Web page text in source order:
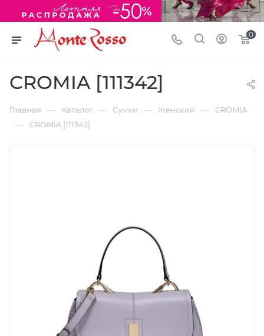
0
CROMIA [111342]
Главная — Каталог — Сумки — Женский — CROMIA
— CROMIA [111342]